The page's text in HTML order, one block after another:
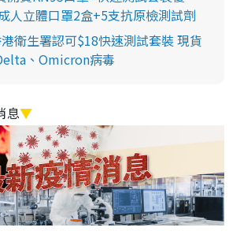
人立體口罩2盒+5支抗原檢測試劑
衛生署認可$18快速測試套裝 現貨
、Omicron病毒
息▼